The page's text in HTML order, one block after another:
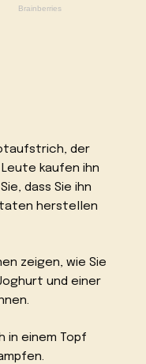
der
kaufen ihn
dass Sie ihn
herstellen
zeigen, wie Sie
und einer
in einem Topf